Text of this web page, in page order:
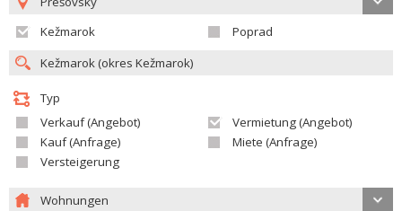
Kežmarok
Poprad
Typ
Verkauf (Angebot)
Vermietung (Angebot)
Kauf (Anfrage)
Miete (Anfrage)
Versteigerung
Wohnungen